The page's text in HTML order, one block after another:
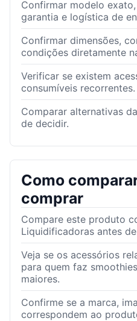
Confirmar modelo
garantia e logística de
Confirmar dimensões,
condições diretamente
Verificar se existem
consumíveis recorrentes.
Comparar alternativas
de decidir.
Como
comprar
Compare este produto
Liquidificadoras antes
Veja se os acessórios
para quem faz
maiores.
Confirme se a marca,
correspondem ao